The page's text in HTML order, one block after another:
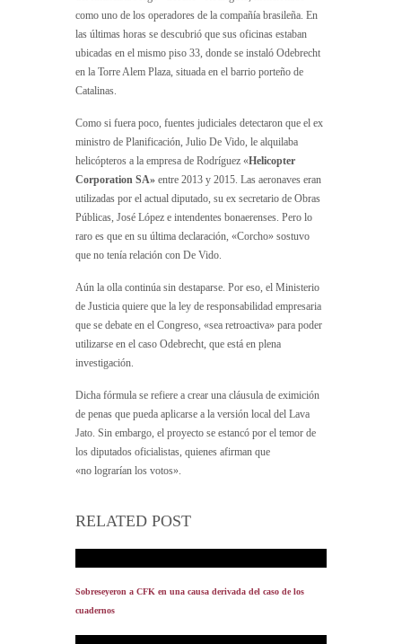
como uno de los operadores de la compañía brasileña. En
las últimas horas se descubrió que sus oficinas estaban
ubicadas en el mismo piso 33, donde se instaló Odebrecht
en la Torre Alem Plaza, situada en el barrio porteño de
Catalinas.
Como si fuera poco, fuentes judiciales detectaron que el ex
ministro de Planificación, Julio De Vido, le alquilaba
helicópteros a la empresa de Rodríguez «Helicopter
Corporation SA» entre 2013 y 2015. Las aeronaves eran
utilizadas por el actual diputado, su ex secretario de Obras
Públicas, José López e intendentes bonaerenses. Pero lo
raro es que en su última declaración, «Corcho» sostuvo
que no tenía relación con De Vido.
Aún la olla continúa sin destaparse. Por eso, el Ministerio
de Justicia quiere que la ley de responsabilidad empresaria
que se debate en el Congreso, «sea retroactiva» para poder
utilizarse en el caso Odebrecht, que está en plena
investigación.
Dicha fórmula se refiere a crear una cláusula de eximición
de penas que pueda aplicarse a la versión local del Lava
Jato. Sin embargo, el proyecto se estancó por el temor de
los diputados oficialistas, quienes afirman que
«no lograrían los votos».
RELATED POST
Sobreseyeron a CFK en una causa derivada del caso de los
cuadernos